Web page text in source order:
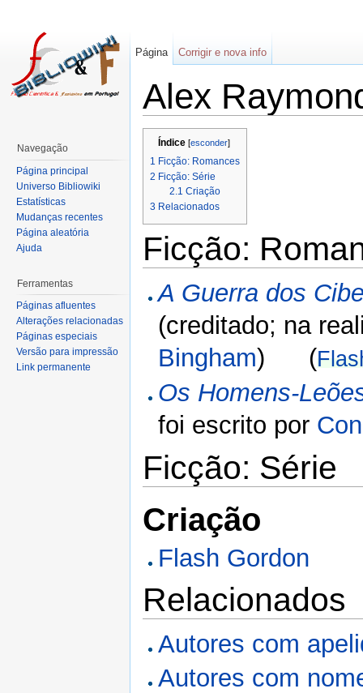
Alex
Índice[esconder]
1 Ficção: Romances
2 Ficção: Série
2.1 Criação
3 Relacionados
Ficção:
A Guerra dos
(creditado; na
Bingham) (
Os Homens-
foi escrito por
Ficção: Série
Criação
Flash Gordon
Relacionados
Autores com
Autores com
Página Corrigir e nova info
Navegação
Página principal
Universo Bibliowiki
Estatísticas
Mudanças recentes
Página aleatória
Ajuda
Ferramentas
Páginas afluentes
Alterações relacionadas
Páginas especiais
Versão para impressão
Link permanente